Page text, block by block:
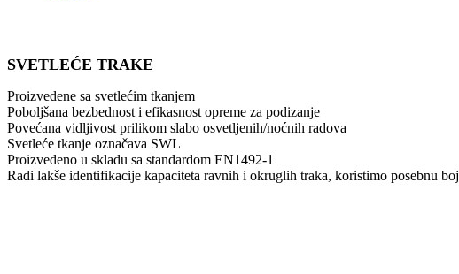
SVETLEĆE TRAKE
Proizvedene sa svetlećim tkanjem
Poboljšana bezbednost i efikasnost opreme za podizanje
Povećana vidljivost prilikom slabo osvetljenih/noćnih radova
Svetleće tkanje označava SWL
Proizvedeno u skladu sa standardom EN1492-1
Radi lakše identifikacije kapaciteta ravnih i okruglih traka, koristimo posebnu